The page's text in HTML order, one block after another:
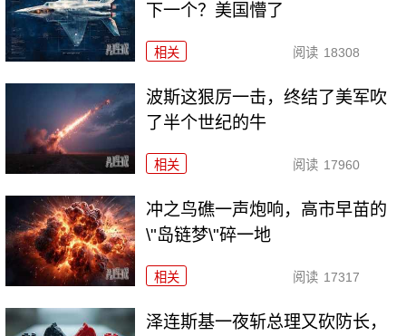
下一个？美国懵了
相关 阅读 18308
波斯这狠厉一击，终结了美军吹
了半个世纪的牛
相关 阅读 17960
冲之鸟礁一声炮响，高市早苗的
\"岛链梦\"碎一地
相关 阅读 17317
泽连斯基一夜斩总理又砍防长，